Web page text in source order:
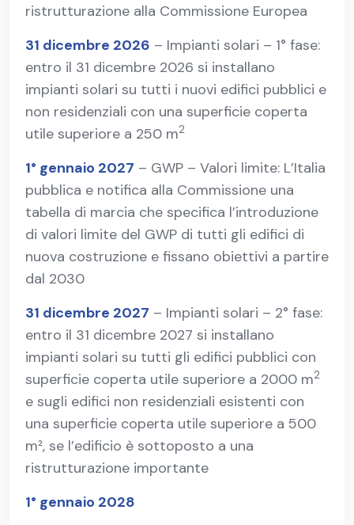
ristrutturazione alla Commissione Europea
31 dicembre 2026 – Impianti solari – 1° fase:
entro il 31 dicembre 2026 si installano
impianti solari su tutti i nuovi edifici pubblici e
non residenziali con una superficie coperta
utile superiore a 250 m2
1° gennaio 2027 – GWP – Valori limite: L’Italia
pubblica e notifica alla Commissione una
tabella di marcia che specifica l’introduzione
di valori limite del GWP di tutti gli edifici di
nuova costruzione e fissano obiettivi a partire
dal 2030
31 dicembre 2027 – Impianti solari – 2° fase:
entro il 31 dicembre 2027 si installano
impianti solari su tutti gli edifici pubblici con
superficie coperta utile superiore a 2000 m2
e sugli edifici non residenziali esistenti con
una superficie coperta utile superiore a 500
m², se l’edificio è sottoposto a una
ristrutturazione importante
1° gennaio 2028